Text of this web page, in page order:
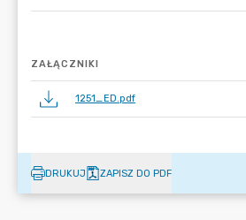
ZAŁĄCZNIKI
1251_ED.pdf
DRUKUJ ZAPISZ DO PDF